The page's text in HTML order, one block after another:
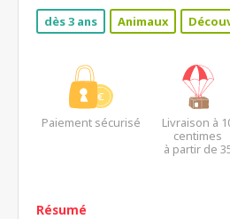
dès 3 ans Animaux
Paiement sécurisé
Livraison à
centimes
à partir de
Résumé